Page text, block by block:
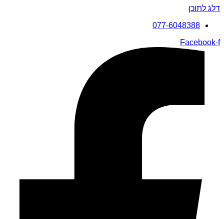
דלג לתוכן
077-6048388
Facebook-f